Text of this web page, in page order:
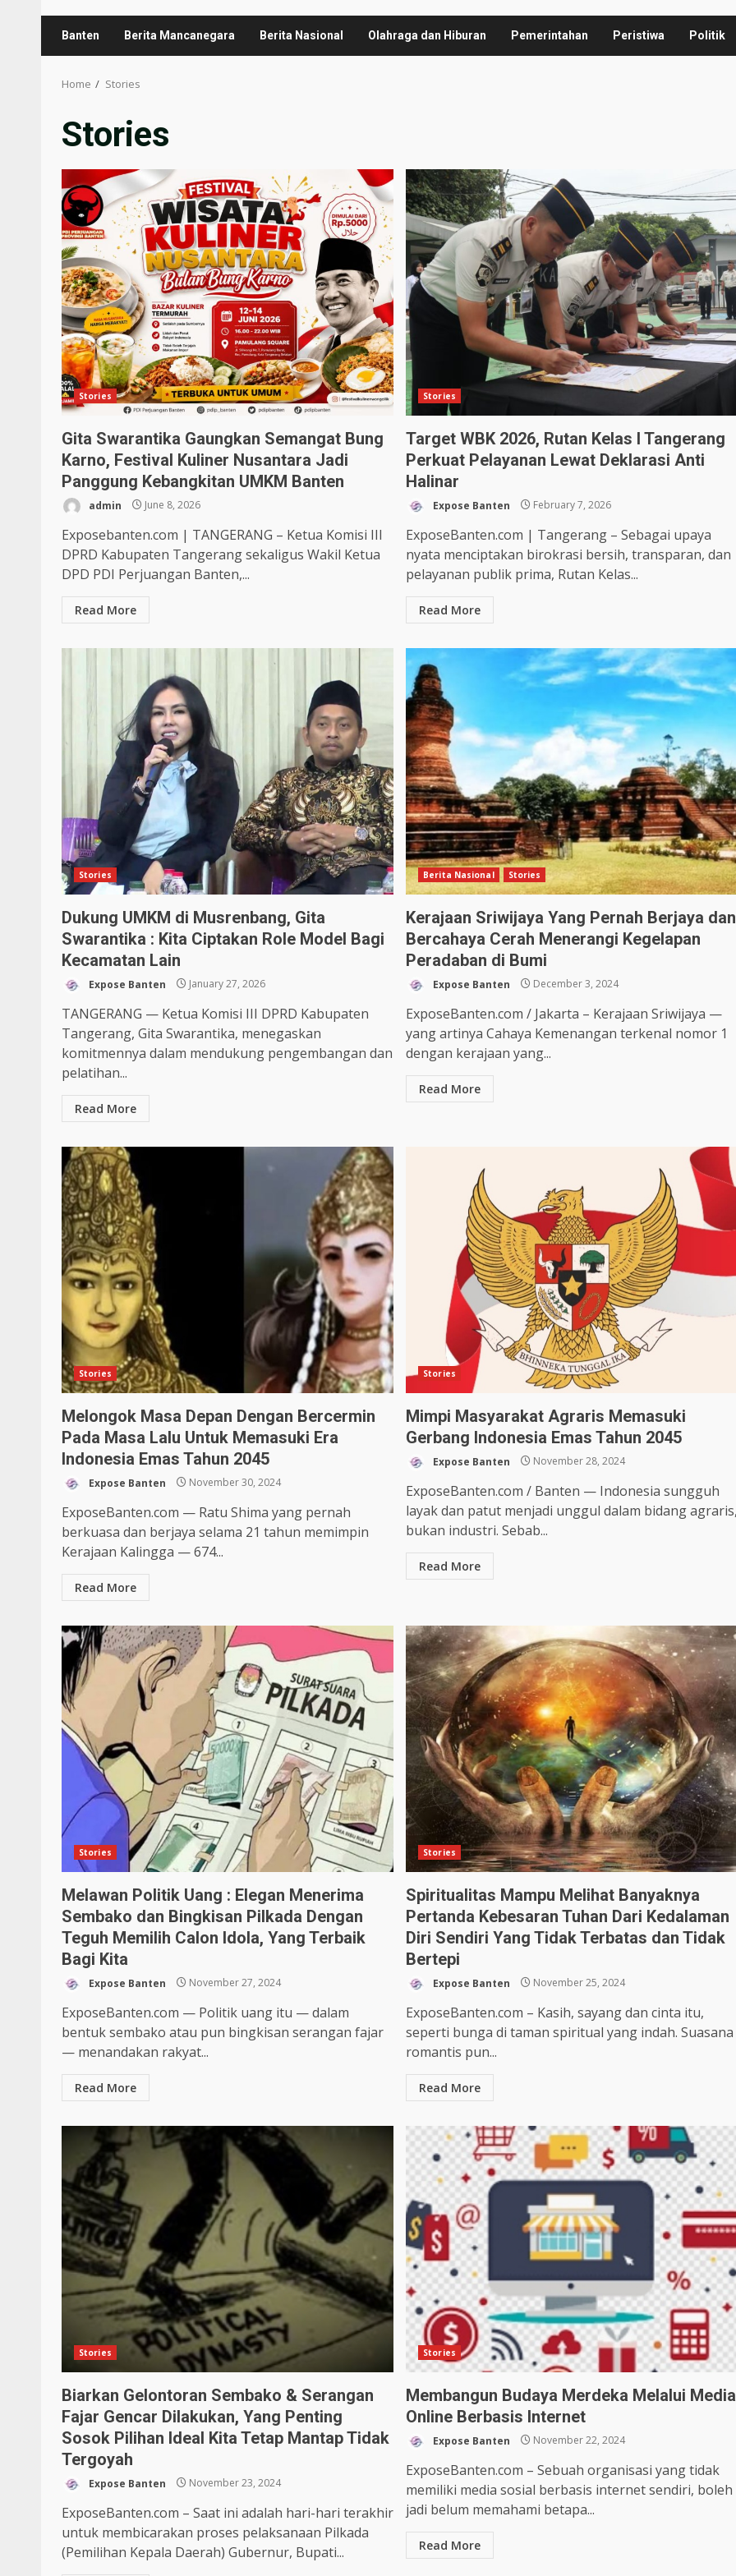
Banten Berita Mancanegara Berita Nasional Olahraga dan Hiburan Pemerintahan Peristiwa Politik
Home Stories
Stories
Stories
Gita Swarantika Gaungkan Semangat Bung
Karno, Festival Kuliner Nusantara Jadi
Panggung Kebangkitan UMKM Banten
admin June 8, 2026
Exposebanten.com | TANGERANG – Ketua Komisi III
DPRD Kabupaten Tangerang sekaligus Wakil Ketua
DPD PDI Perjuangan Banten,...
Read More
Stories
Target WBK 2026, Rutan Kelas I Tangerang
Perkuat Pelayanan Lewat Deklarasi Anti
Halinar
Expose Banten February 7, 2026
ExposeBanten.com | Tangerang – Sebagai upaya
nyata menciptakan birokrasi bersih, transparan, dan
pelayanan publik prima, Rutan Kelas...
Read More
Stories
Dukung UMKM di Musrenbang, Gita
Swarantika : Kita Ciptakan Role Model Bagi
Kecamatan Lain
Expose Banten January 27, 2026
TANGERANG — Ketua Komisi III DPRD Kabupaten
Tangerang, Gita Swarantika, menegaskan
komitmennya dalam mendukung pengembangan dan
pelatihan...
Read More
Berita Nasional Stories
Kerajaan Sriwijaya Yang Pernah Berjaya dan
Bercahaya Cerah Menerangi Kegelapan
Peradaban di Bumi
Expose Banten December 3, 2024
ExposeBanten.com / Jakarta – Kerajaan Sriwijaya —
yang artinya Cahaya Kemenangan terkenal nomor 1
dengan kerajaan yang...
Read More
Stories
Melongok Masa Depan Dengan Bercermin
Pada Masa Lalu Untuk Memasuki Era
Indonesia Emas Tahun 2045
Expose Banten November 30, 2024
ExposeBanten.com — Ratu Shima yang pernah
berkuasa dan berjaya selama 21 tahun memimpin
Kerajaan Kalingga — 674...
Read More
Stories
Mimpi Masyarakat Agraris Memasuki
Gerbang Indonesia Emas Tahun 2045
Expose Banten November 28, 2024
ExposeBanten.com / Banten — Indonesia sungguh
layak dan patut menjadi unggul dalam bidang
bukan industri. Sebab...
Read More
Stories
Melawan Politik Uang : Elegan Menerima
Sembako dan Bingkisan Pilkada Dengan
Teguh Memilih Calon Idola, Yang Terbaik
Bagi Kita
Expose Banten November 27, 2024
ExposeBanten.com — Politik uang itu — dalam
bentuk sembako atau pun bingkisan serangan fajar
— menandakan rakyat...
Read More
Stories
Spiritualitas Mampu Melihat Banyaknya
Pertanda Kebesaran Tuhan Dari Kedalaman
Diri Sendiri Yang Tidak Terbatas dan Tidak
Bertepi
Expose Banten November 25, 2024
ExposeBanten.com – Kasih, sayang dan cinta itu,
seperti bunga di taman spiritual yang indah. Suasana
romantis pun...
Read More
Stories
Biarkan Gelontoran Sembako & Serangan
Fajar Gencar Dilakukan, Yang Penting
Sosok Pilihan Ideal Kita Tetap Mantap Tidak
Tergoyah
Expose Banten November 23, 2024
ExposeBanten.com – Saat ini adalah hari-hari terakhir
untuk membicarakan proses pelaksanaan Pilkada
(Pemilihan Kepala Daerah) Gubernur, Bupati...
Stories
Membangun Budaya Merdeka Melalui Media
Online Berbasis Internet
Expose Banten November 22, 2024
ExposeBanten.com – Sebuah organisasi yang tidak
memiliki media sosial berbasis internet sendiri, boleh
jadi belum memahami betapa...
Read More